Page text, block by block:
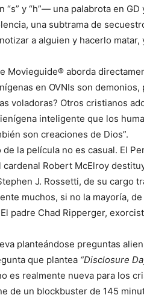
“s” y “h”— una palabrota en
una subtrama de
a alguien y hacerlo
Movieguide® aborda
en OVNIs son
voladoras? Otros cristianos
inteligente que los
son creaciones de Dios”.
de la película no es casual. El
cardenal Robert McElroy
J. Rossetti, de su cargo
muchos, si no la mayoría,
padre Chad Ripperger,
planteándose preguntas
que plantea “Disclosure
es realmente nueva para los
de un blockbuster de 145